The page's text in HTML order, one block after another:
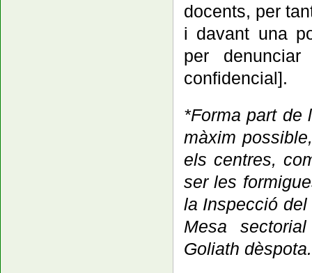
docents, per
i davant una
per
confidencial].
*Forma part de
màxim
els centres,
ser les
la Inspecció
Mesa
Goliath dèspota.